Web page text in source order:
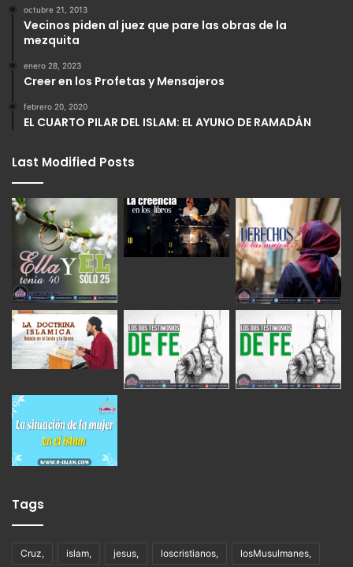
octubre 21, 2013
Vecinos piden al juez que pare las obras de la
mezquita
enero 28, 2023
Creer en los Profetas y Mensajeros
febrero 20, 2020
EL CUARTO PILAR DEL ISLAM: EL AYUNO DE RAMADÁN
Last Modified Posts
Tags
Cruz, islam, jesus, loscristianos, losMusulmanes,